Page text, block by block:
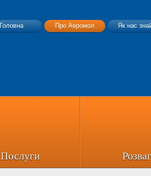
Головна Про Аеромол Як нас
Послуги